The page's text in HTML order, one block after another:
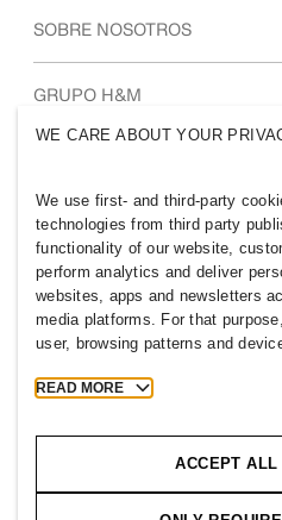
Nuestra cultura y beneficios
SOBRE NOSOTROS
Quiénes somos
Inclusión y diversidad
GRUPO H&M
DOMINICAN REPUBLIC
Prensa
Cookies
WE CARE ABOUT YOUR
We use first- and third-party
technologies from third party
functionality of our website,
perform analytics and deliver
websites, apps and newsletters
media platforms. For that
user, browsing patterns and
READ MORE
ACCEPT ALL